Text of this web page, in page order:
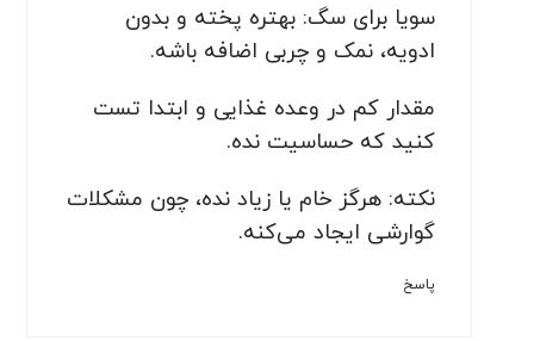
سویا برای سگ: بهتره پخته و بدون
ادویه، نمک و چربی اضافه باشه.
مقدار کم در وعده غذایی و ابتدا تست
کنید که حساسیت نده.
نکته: هرگز خام یا زیاد نده، چون مشکلات
گوارشی ایجاد می‌کنه.
پاسخ